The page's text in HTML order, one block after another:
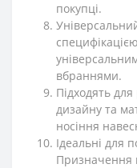
покупці.
вбраннями.
Підходять
дизайну та
носіння
Ідеальні для
Призначення